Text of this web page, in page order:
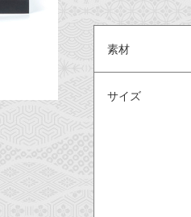
素材
サイズ